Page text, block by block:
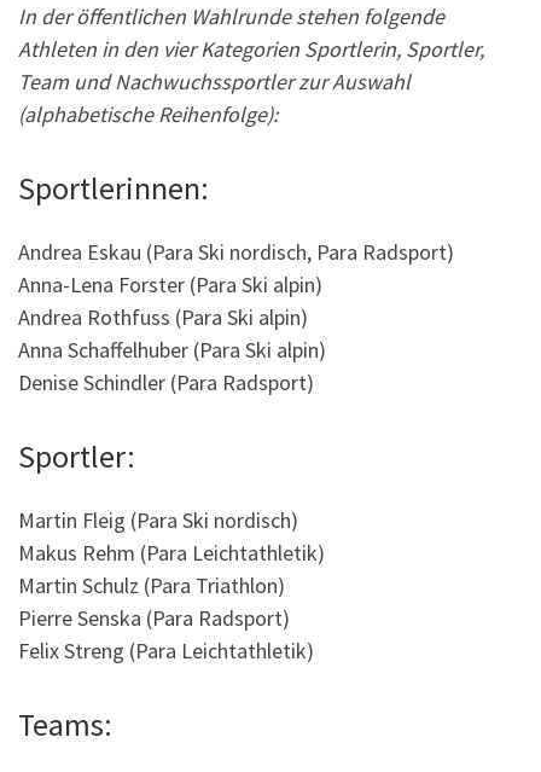
In der öffentlichen Wahlrunde stehen folgende
Athleten in den vier Kategorien Sportlerin, Sportler,
Team und Nachwuchssportler zur Auswahl
(alphabetische Reihenfolge):
Sportlerinnen:
Andrea Eskau (Para Ski nordisch, Para Radsport)
Anna-Lena Forster (Para Ski alpin)
Andrea Rothfuss (Para Ski alpin)
Anna Schaffelhuber (Para Ski alpin)
Denise Schindler (Para Radsport)
Sportler:
Martin Fleig (Para Ski nordisch)
Makus Rehm (Para Leichtathletik)
Martin Schulz (Para Triathlon)
Pierre Senska (Para Radsport)
Felix Streng (Para Leichtathletik)
Teams: